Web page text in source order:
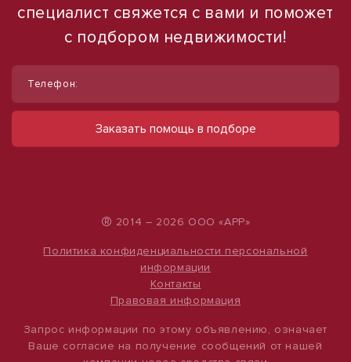
специалист свяжется с вами и поможет
с подбором недвижимости!
Телефон:
Заказать помощь в подборе
® 2014 – 2026 ООО «АРР»
Политика конфиденциальности персональной
информации
Контакты
Правовая информация
Запрос информации по этому объявлению, означает
Ваше согласие на получение сообщений от нашей